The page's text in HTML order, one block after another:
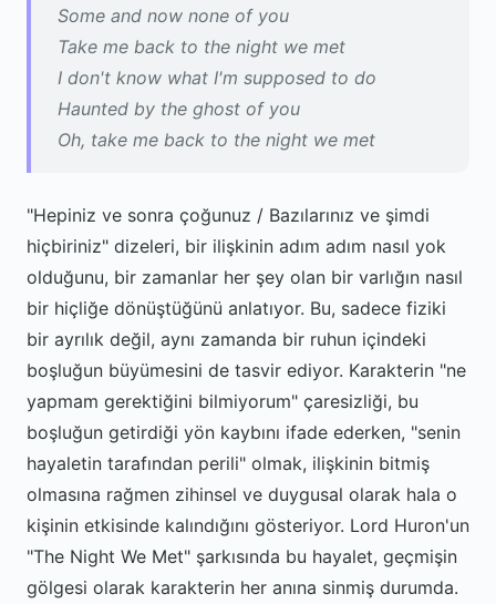
Some and now none of you
Take me back to the night we met
I don't know what I'm supposed to do
Haunted by the ghost of you
Oh, take me back to the night we met
"Hepiniz ve sonra çoğunuz / Bazılarınız ve şimdi
hiçbiriniz" dizeleri, bir ilişkinin adım adım nasıl yok
olduğunu, bir zamanlar her şey olan bir varlığın nasıl
bir hiçliğe dönüştüğünü anlatıyor. Bu, sadece fiziki
bir ayrılık değil, aynı zamanda bir ruhun içindeki
boşluğun büyümesini de tasvir ediyor. Karakterin "ne
yapmam gerektiğini bilmiyorum" çaresizliği, bu
boşluğun getirdiği yön kaybını ifade ederken, "senin
hayaletin tarafından perili" olmak, ilişkinin bitmiş
olmasına rağmen zihinsel ve duygusal olarak hala o
kişinin etkisinde kalındığını gösteriyor. Lord Huron'un
"The Night We Met" şarkısında bu hayalet, geçmişin
gölgesi olarak karakterin her anına sinmiş durumda.